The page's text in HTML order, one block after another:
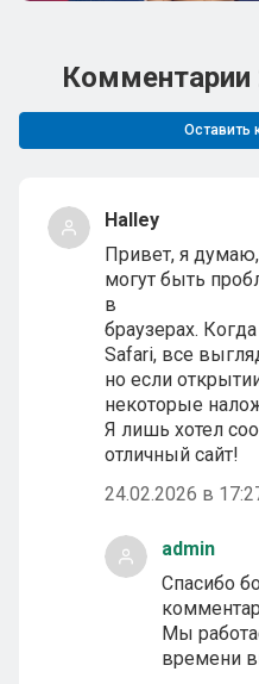
Комментарии
Оставить
Halley
Привет, я
могут быть
в
браузерах.
Safari, все
но если
некоторые
Я лишь хотел
отличный сайт!
24.02.2026 в
admin
Спасибо
Мы
времени